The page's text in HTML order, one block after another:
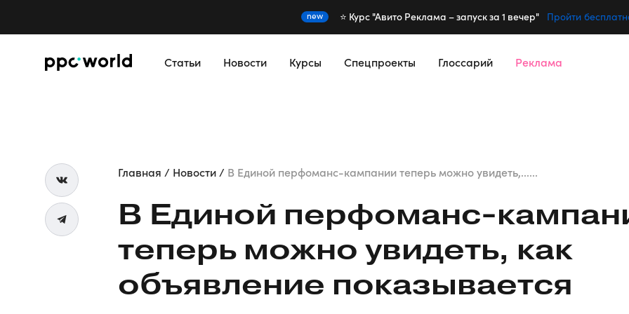
new ⭐️ Курс "Авито Реклама – запуск за 1 вечер" Пройти
Статьи Новости Курсы Спецпроекты Глоссарий Реклама
Главная Новости В Единой перфоманс-кампании теперь можно увидеть,......
В Единой перфоманс-
теперь можно увидеть, как
объявление показывается